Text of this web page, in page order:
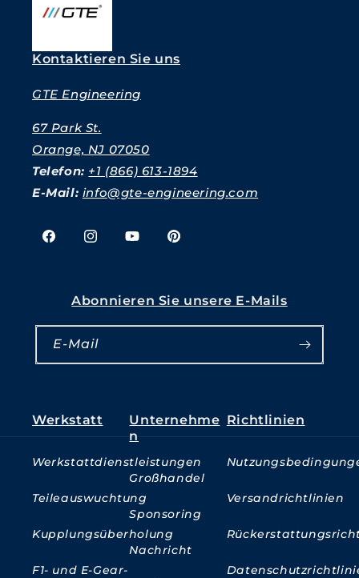
Kontaktieren Sie uns
GTE Engineering
67 Park St.
Orange, NJ 07050
Telefon: +1 (866) 613-1894
E-Mail: info@gte-engineering.com
FacebookInstagramYouTubePinterest
Abonnieren Sie unsere E-Mails
E-Mail
Werkstatt
Werkstattdienstleistungen
Teileauswuchtung
Kupplungsüberholung
F1- und E-Gear-
Unternehme
n
Großhandel
Sponsoring
Nachricht
Richtlinien
Versandrichtlinien